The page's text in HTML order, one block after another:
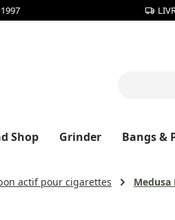
Shop Grinder Bangs &
actif pour cigarettes Medusa